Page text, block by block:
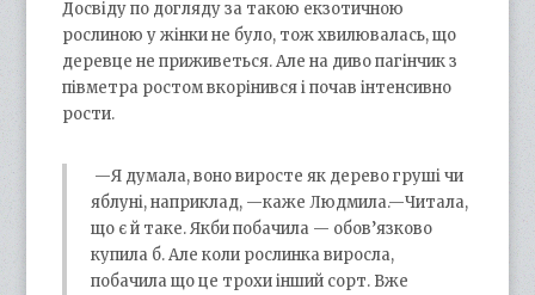
Досвіду по догляду за такою екзотичною
рослиною у жінки не було, тож хвилювалась, що
деревце не приживеться. Але на диво пагінчик з
півметра ростом вкорінився і почав інтенсивно
рости.
—Я думала, воно виросте як дерево груші чи
яблуні, наприклад, —каже Людмила.—Читала,
що є й таке. Якби побачила — обов’язково
купила б. Але коли рослинка виросла,
побачила що це трохи інший сорт. Вже